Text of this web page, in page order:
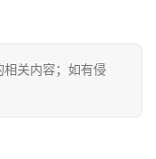
相关内容；如有侵